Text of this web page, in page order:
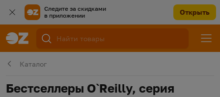
Следите за скидками
в приложении
Открыть
Каталог
Бестселлеры O`Reilly, серия